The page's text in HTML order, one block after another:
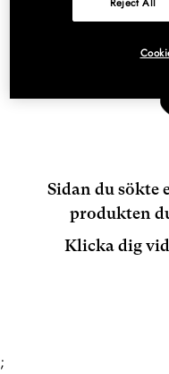
Sidan du sökte
produkten
Klicka dig
;